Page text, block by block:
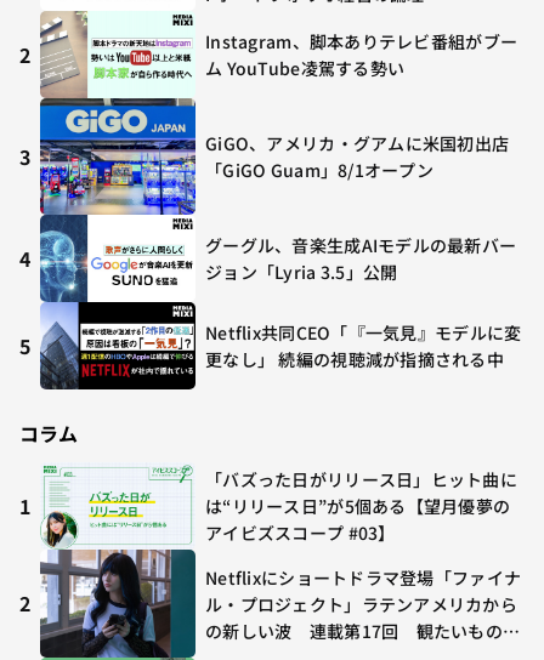
2
Instagram、脚本ありテレビ番組がブー
ム YouTube凌駕する勢い
3
GiGO、アメリカ・グアムに米国初出店
「GiGO Guam」8/1オープン
4
グーグル、音楽生成AIモデルの最新バー
ジョン「Lyria 3.5」公開
5
Netflix共同CEO「『一気見』モデルに変
更なし」 続編の視聴減が指摘される中
コラム
1
「バズった日がリリース日」ヒット曲に
は“リリース日”が5個ある【望月優夢の
アイビズスコープ #03】
2
Netflixにショートドラマ登場「ファイナ
ル・プロジェクト」ラテンアメリカから
の新しい波 連載第17回 観たいものが